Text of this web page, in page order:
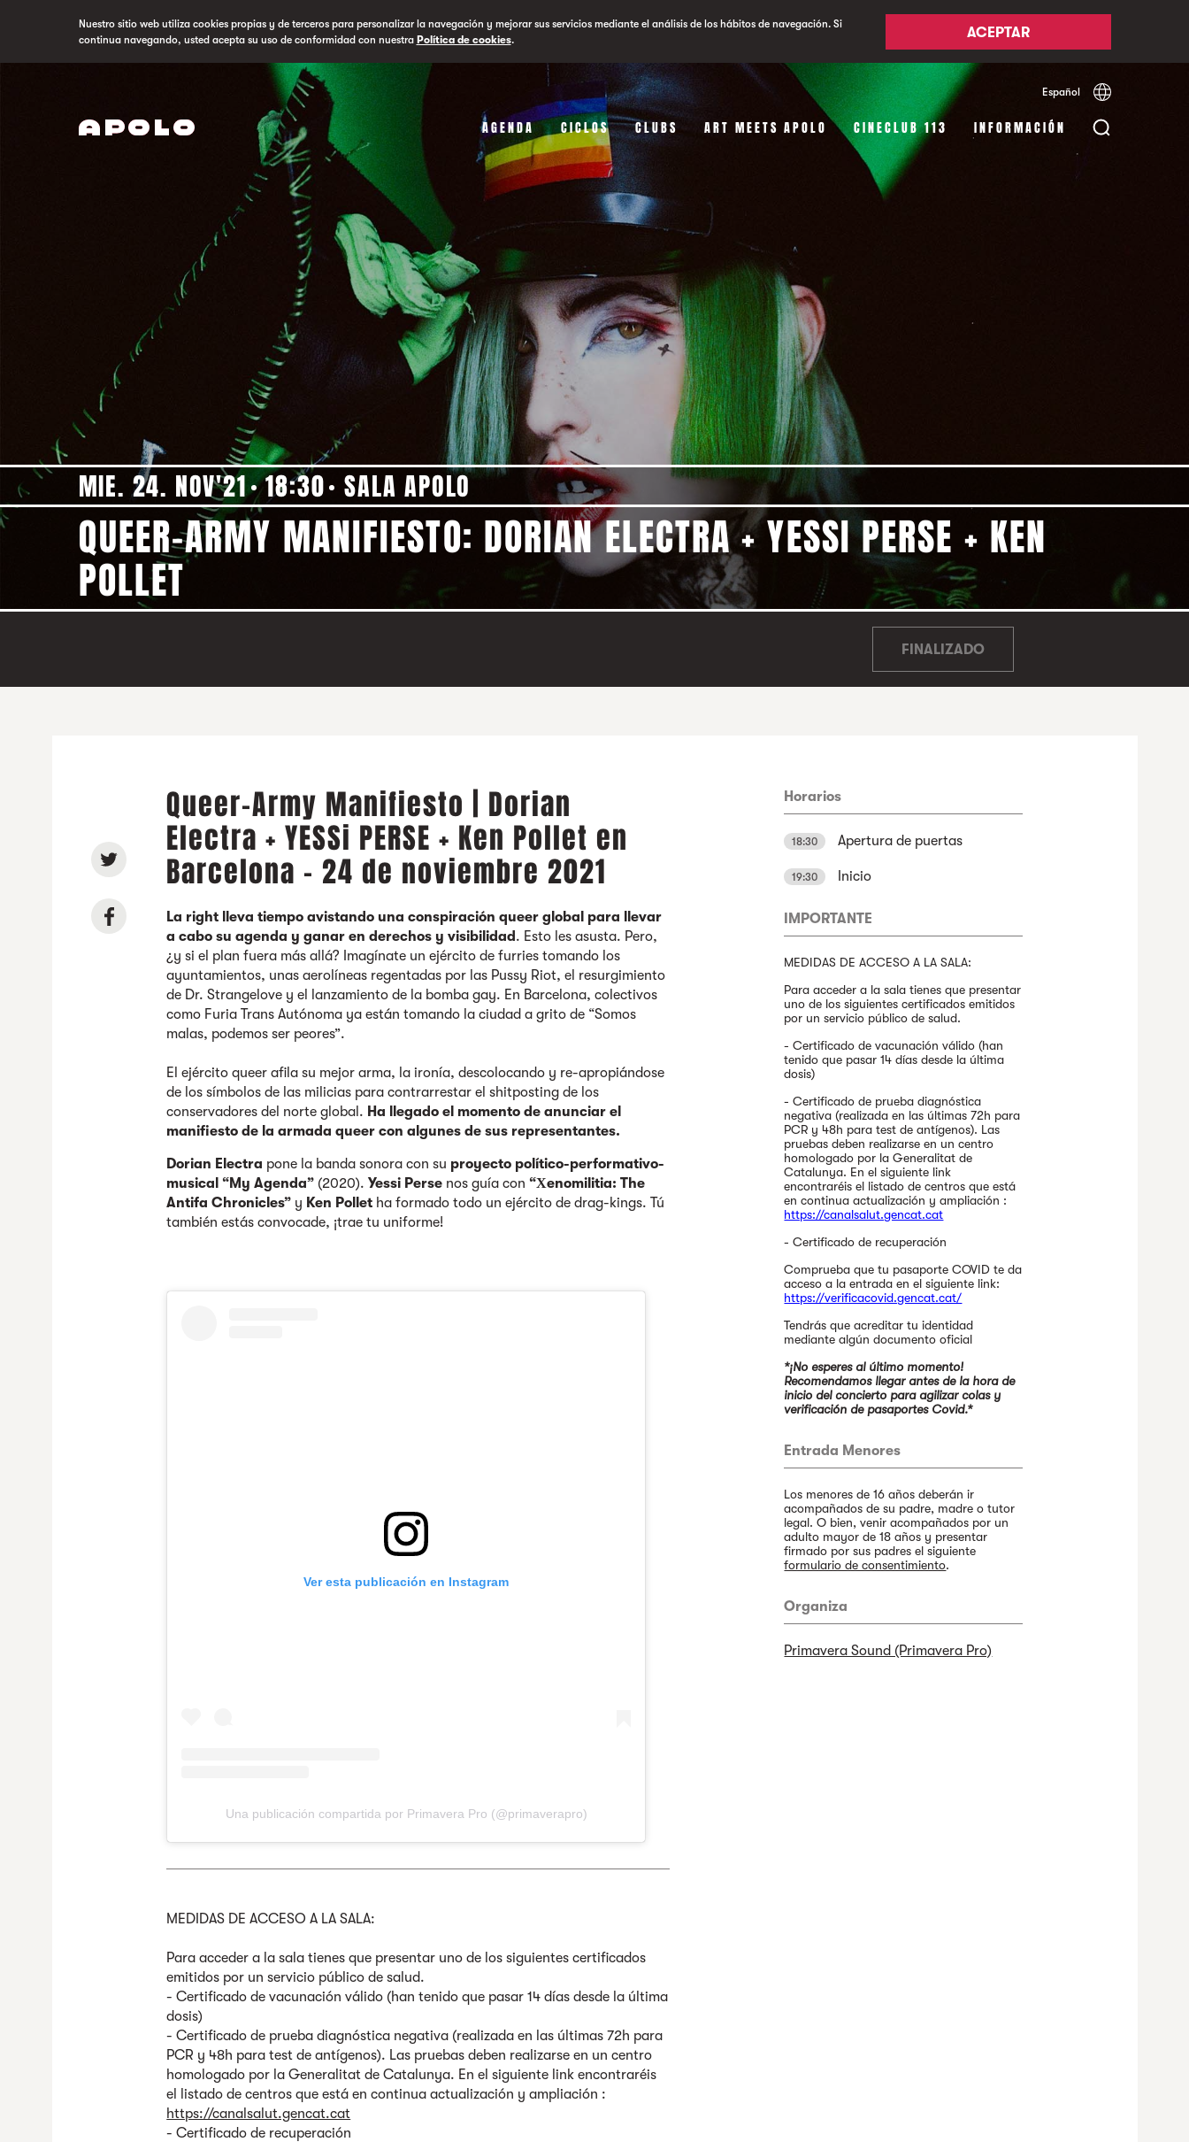
Nuestro sitio web utiliza cookies propias y de terceros para personalizar la navegación y mejorar sus servicios mediante el análisis de los hábitos de navegación. Si
continua navegando, usted acepta su uso de conformidad con nuestra Política de cookies. ACEPTAR
Español Català
AGENDA CICLOS CLUBS ART MEETS APOLO CINECLUB 113 INFORMACIÓN
MIE. 24. NOV'21 18:30 SALA APOLO
QUEER-ARMY MANIFIESTO: DORIAN ELECTRA + YESSI PERSE + KEN
POLLET
FINALIZADO
Queer-Army Manifiesto | Dorian
Electra + YESSi PERSE + Ken Pollet en
Barcelona - 24 de noviembre 2021
La right lleva tiempo avistando una conspiración queer global para llevar
a cabo su agenda y ganar en derechos y visibilidad . Esto les asusta. Pero,
¿y si el plan fuera más allá? Imagínate un ejército de furries tomando los
ayuntamientos, unas aerolíneas regentadas por las Pussy Riot, el resurgimiento
de Dr. Strangelove y el lanzamiento de la bomba gay. En Barcelona, colectivos
como Furia Trans Autónoma ya están tomando la ciudad a grito de “Somos
malas, podemos ser peores”.
El ejército queer afila su mejor arma, la ironía, descolocando y re-apropiándose
de los símbolos de las milicias para contrarrestar el shitposting de los
conservadores del norte global. Ha llegado el momento de anunciar el
manifiesto de la armada queer con algunes de sus representantes.
Dorian Electra pone la banda sonora con su proyecto político-performativo-
musical “My Agenda” (2020).Yessi Perse nos guía con “Χenomilitia: The
Antifa Chronicles” y Ken Pollet ha formado todo un ejército de drag-kings. Tú
también estás convocade, ¡trae tu uniforme!
Ver esta publicación en Instagram
Una publicación compartida por Primavera Pro (@primaverapro)
MEDIDAS DE ACCESO A LA SALA:
Para acceder a la sala tienes que presentar uno de los siguientes certificados
emitidos por un servicio público de salud.
- Certificado de vacunación válido (han tenido que pasar 14 días desde la última
dosis)
- Certificado de prueba diagnóstica negativa (realizada en las últimas 72h para
PCR y 48h para test de antígenos). Las pruebas deben realizarse en un centro
homologado por la Generalitat de Catalunya. En el siguiente link encontraréis
el listado de centros que está en continua actualización y ampliación :
https://canalsalut.gencat.cat
- Certificado de recuperación
Horarios
18:30 Apertura de puertas
19:30 Inicio
IMPORTANTE
MEDIDAS DE ACCESO A LA SALA:
Para acceder a la sala tienes que presentar
uno de los siguientes certificados emitidos
por un servicio público de salud.
- Certificado de vacunación válido (han
tenido que pasar 14 días desde la última
dosis)
- Certificado de prueba diagnóstica
negativa (realizada en las últimas 72h para
PCR y 48h para test de antígenos). Las
pruebas deben realizarse en un centro
homologado por la Generalitat de
Catalunya. En el siguiente link
encontraréis el listado de centros que está
en continua actualización y ampliación :
https://canalsalut.gencat.cat
- Certificado de recuperación
Comprueba que tu pasaporte COVID te da
acceso a la entrada en el siguiente link:
https://verificacovid.gencat.cat/
Tendrás que acreditar tu identidad
mediante algún documento oficial
*¡No esperes al último momento!
Recomendamos llegar antes de la hora de
inicio del concierto para agilizar colas y
verificación de pasaportes Covid.*
Entrada Menores
Los menores de 16 años deberán ir
acompañados de su padre, madre o tutor
legal. O bien, venir acompañados por un
adulto mayor de 18 años y presentar
firmado por sus padres el siguiente
formulario de consentimiento.
Organiza
Primavera Sound (Primavera Pro)